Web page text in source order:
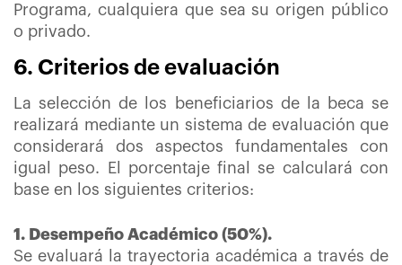
Programa, cualquiera que sea su origen público
o privado.
6. Criterios de evaluación
La selección de los beneficiarios de la beca se
realizará mediante un sistema de evaluación que
considerará dos aspectos fundamentales con
igual peso. El porcentaje final se calculará con
base en los siguientes criterios:
1. Desempeño Académico (50%).
Se evaluará la trayectoria académica a través de